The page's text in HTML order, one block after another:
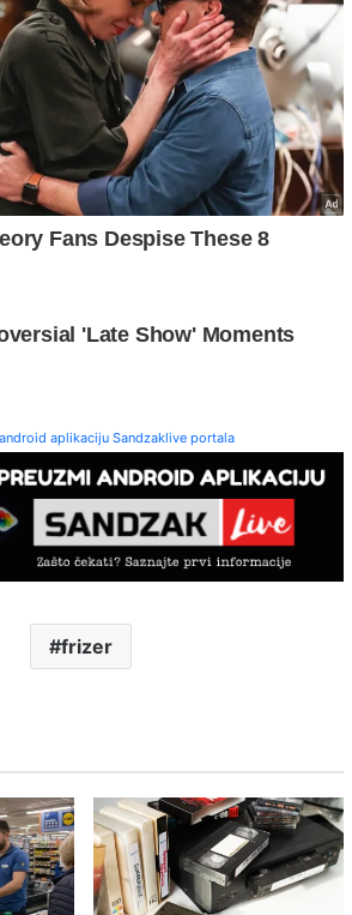
aplikaciju Sandzaklive portala
frizer